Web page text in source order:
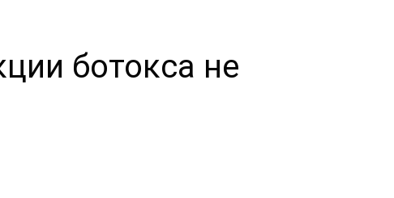
ботокса не